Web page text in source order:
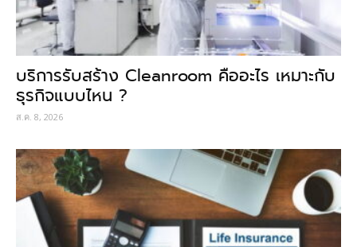
บริการรับสร้าง Cleanroom คืออะไร เหมาะกับ
ธุรกิจแบบไหน ?
ส.ค. 8, 2026